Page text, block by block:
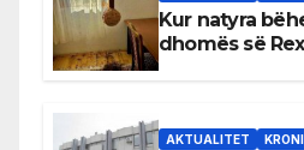
Kur natyra
dhomës së
AKTUALITET